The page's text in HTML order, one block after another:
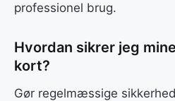
professionel brug.
Hvordan sikrer jeg
kort?
Gør regelmæssige